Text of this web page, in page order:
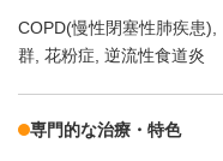
COPD(慢性閉塞性肺疾患)
群 花粉症 逆流性食道炎
専門的な治療・特色